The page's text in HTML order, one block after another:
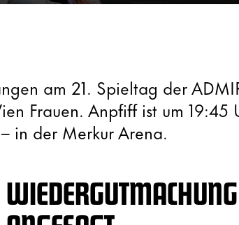
am 21. Spieltag der
Frauen. Anpfiff ist um 19:45
in der Merkur Arena.
WIEDERGUTMACHUNG